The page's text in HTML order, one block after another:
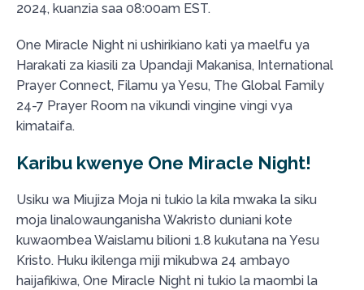
2024, kuanzia saa 08:00am EST.
One Miracle Night ni ushirikiano kati ya maelfu ya
Harakati za kiasili za Upandaji Makanisa, International
Prayer Connect, Filamu ya Yesu, The Global Family
24-7 Prayer Room na vikundi vingine vingi vya
kimataifa.
Karibu kwenye One Miracle Night!
Usiku wa Miujiza Moja ni tukio la kila mwaka la siku
moja linalowaunganisha Wakristo duniani kote
kuwaombea Waislamu bilioni 1.8 kukutana na Yesu
Kristo. Huku ikilenga miji mikubwa 24 ambayo
haijafikiwa, One Miracle Night ni tukio la maombi la